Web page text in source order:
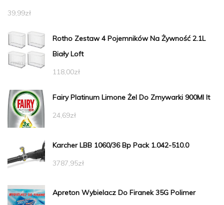
39,99zł
Rotho Zestaw 4 Pojemników Na Żywność 2.1L
Biały Loft
118,00zł
Fairy Platinum Limone Żel Do Zmywarki 900Ml It
24,69zł
Karcher LBB 1060/36 Bp Pack 1.042-510.0
3787,95zł
Apreton Wybielacz Do Firanek 35G Polimer